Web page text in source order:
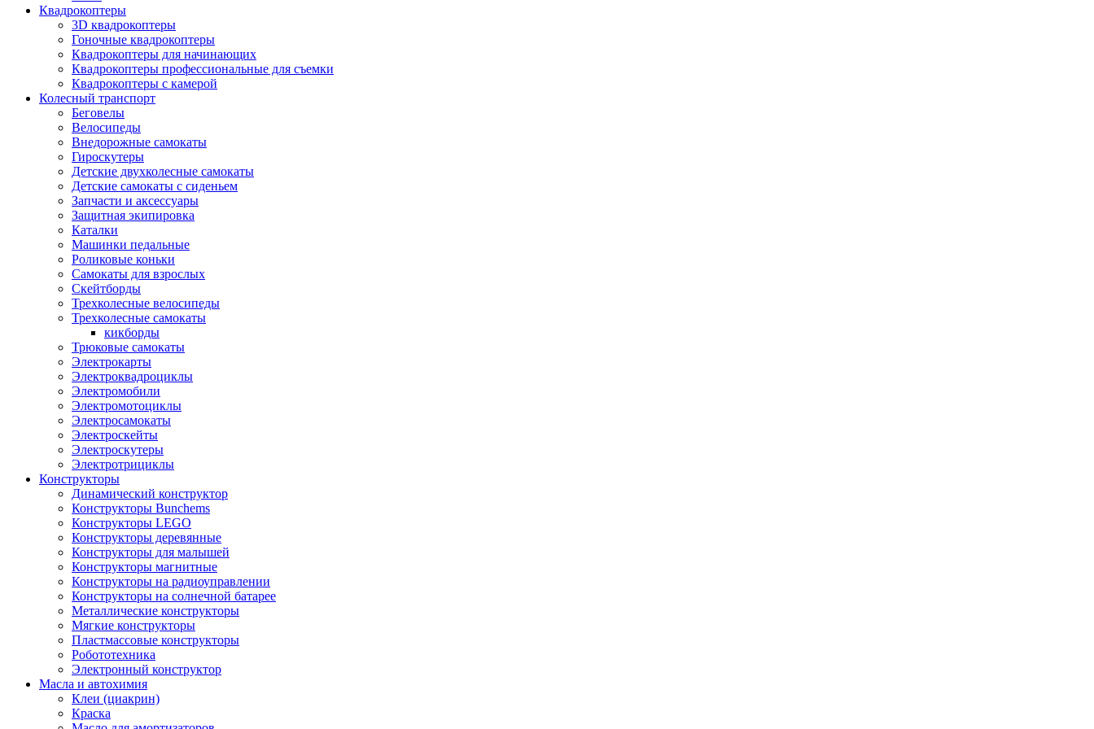
Квадрокоптеры
3D квадрокоптеры
Гоночные квадрокоптеры
Квадрокоптеры для начинающих
Квадрокоптеры профессиональные для съемки
Квадрокоптеры с камерой
Колесный транспорт
Беговелы
Велосипеды
Внедорожные самокаты
Гироскутеры
Детские двухколесные самокаты
Детские самокаты с сиденьем
Запчасти и аксессуары
Защитная экипировка
Каталки
Машинки педальные
Роликовые коньки
Самокаты для взрослых
Скейтборды
Трехколесные велосипеды
Трехколесные самокаты
кикборды
Трюковые самокаты
Электрокарты
Электроквадроциклы
Электромобили
Электромотоциклы
Электросамокаты
Электроскейты
Электроскутеры
Электротрициклы
Конструкторы
Динамический конструктор
Конструкторы Bunchems
Конструкторы LEGO
Конструкторы деревянные
Конструкторы для малышей
Конструкторы магнитные
Конструкторы на радиоуправлении
Конструкторы на солнечной батарее
Металлические конструкторы
Мягкие конструкторы
Пластмассовые конструкторы
Робототехника
Электронный конструктор
Масла и автохимия
Клеи (циакрин)
Краска